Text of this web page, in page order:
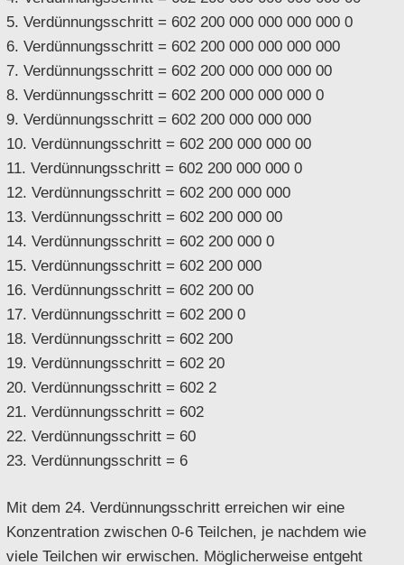
5. Verdünnungsschritt = 602 200 000 000 000 000 0
6. Verdünnungsschritt = 602 200 000 000 000 000
7. Verdünnungsschritt = 602 200 000 000 000 00
8. Verdünnungsschritt = 602 200 000 000 000 0
9. Verdünnungsschritt = 602 200 000 000 000
10. Verdünnungsschritt = 602 200 000 000 00
11. Verdünnungsschritt = 602 200 000 000 0
12. Verdünnungsschritt = 602 200 000 000
13. Verdünnungsschritt = 602 200 000 00
14. Verdünnungsschritt = 602 200 000 0
15. Verdünnungsschritt = 602 200 000
16. Verdünnungsschritt = 602 200 00
17. Verdünnungsschritt = 602 200 0
18. Verdünnungsschritt = 602 200
19. Verdünnungsschritt = 602 20
20. Verdünnungsschritt = 602 2
21. Verdünnungsschritt = 602
22. Verdünnungsschritt = 60
23. Verdünnungsschritt = 6
Mit dem 24. Verdünnungsschritt erreichen wir eine
Konzentration zwischen 0-6 Teilchen, je nachdem wie
viele Teilchen wir erwischen. Möglicherweise entgeht